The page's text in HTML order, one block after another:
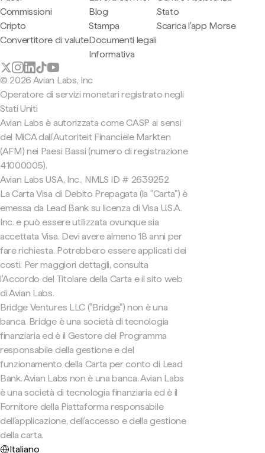
Commissioni
Cripto
Convertitore di valute
Blog
Stampa
Documenti legali
Informativa
Stato
Scarica l'app Morse
© 2026 Avian Labs, Inc
Operatore di servizi monetari registrato negli
Stati Uniti
Avian Labs è autorizzata come CASP ai sensi
del MiCA dall'Autoriteit Financiële Markten
(AFM) nei Paesi Bassi (numero di registrazione
41000005).
Avian Labs USA, Inc., NMLS ID # 2639252
La Carta Visa di Debito Prepagata (la "Carta") è
emessa da Lead Bank su licenza di Visa U.S.A.
Inc. e può essere utilizzata ovunque sia
accettata Visa. Devi avere almeno 18 anni per
fare richiesta. Potrebbero essere applicati dei
costi. Per maggiori dettagli, consulta
l'Accordo del Titolare della Carta e il sito web
di Avian Labs.
Bridge Ventures LLC ("Bridge") non è una
banca. Bridge è una società di tecnologia
finanziaria ed è il Gestore del Programma
responsabile della gestione e del
funzionamento della Carta per conto di Lead
Bank. Avian Labs non è una banca. Avian Labs
è una società di tecnologia finanziaria ed è il
Fornitore della Piattaforma responsabile
dell'applicazione, dell'accesso e della gestione
della carta.
Italiano